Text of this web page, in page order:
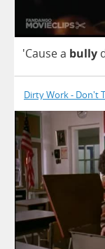
'Causea bully
Dirty Work - Don't